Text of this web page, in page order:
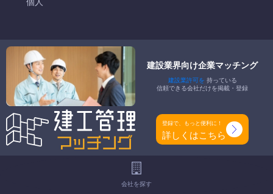
個人
大阪府知事許可 第122524号
特定建設業
-
一般建設業
土木一式工事業 とび・土木工事業 舗装工事業
工事種別
建設業界向け企業マッチング
建設業許可を 持っている
信頼できる会社だけを掲載・登録
登録で、もっと便利に！
詳しくはこちら
会社を探す